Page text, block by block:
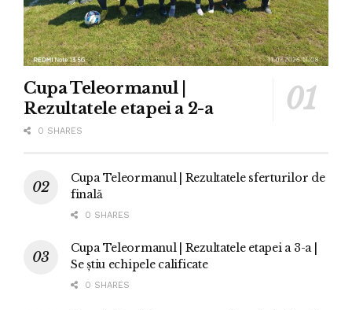
Cupa Teleormanul |
Rezultatele etapei a 2-a
0 SHARES
Cupa Teleormanul | Rezultatele sferturilor de
finală
0 SHARES
Cupa Teleormanul | Rezultatele etapei a 3-a |
Se știu echipele calificate
0 SHARES